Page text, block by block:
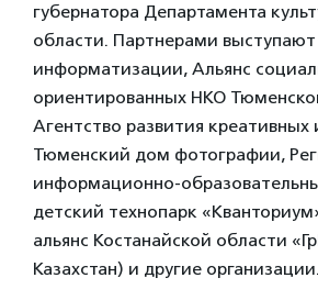
губернатора Департамента
области. Партнерами
информатизации, Альянс
ориентированных НКО
Агентство развития креативных
Тюменский дом фотографии,
информационно-
детский технопарк
альянс Костанайской области
Казахстан) и другие организации.